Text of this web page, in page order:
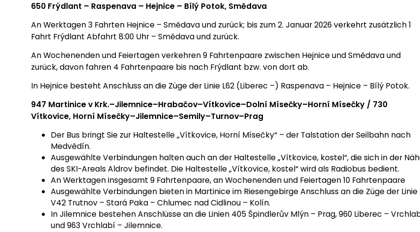
650 Frýdlant – Raspenava – Hejnice – Bílý Potok, Smědava
An Werktagen 3 Fahrten Hejnice – Smědava und zurück; bis zum 2. Januar 2026 verkehrt zusätzlich 1
Fahrt Frýdlant Abfahrt 8:00 Uhr – Smědava und zurück.
An Wochenenden und Feiertagen verkehren 9 Fahrtenpaare zwischen Hejnice und Smědava und
zurück, davon fahren 4 Fahrtenpaare bis nach Frýdlant bzw. von dort ab.
In Hejnice besteht Anschluss an die Züge der Linie L62 (Liberec –) Raspenava – Hejnice – Bílý Potok.
947 Martinice v Krk.–Jilemnice–Hrabačov–Vítkovice–Dolní Mísečky–Horní Mísečky / 730
Vítkovice, Horní Mísečky–Jilemnice–Semily–Turnov–Prag
Der Bus bringt Sie zur Haltestelle „Vítkovice, Horní Mísečky“ – der Talstation der Seilbahn nach
Medvědín.
Ausgewählte Verbindungen halten auch an der Haltestelle „Vítkovice, kostel“, die sich in der
des SKI-Areals Aldrov befindet. Die Haltestelle „Vítkovice, kostel“ wird als Radiobus bedient.
An Werktagen insgesamt 9 Fahrtenpaare, an Wochenenden und Feiertagen 10 Fahrtenpaare
Ausgewählte Verbindungen bieten in Martinice im Riesengebirge Anschluss an die Züge der Linie
V42 Trutnov – Stará Paka – Chlumec nad Cidlinou – Kolín.
In Jilemnice bestehen Anschlüsse an die Linien 405 Špindlerův Mlýn – Prag, 960 Liberec –
und 963 Vrchlabí – Jilemnice.